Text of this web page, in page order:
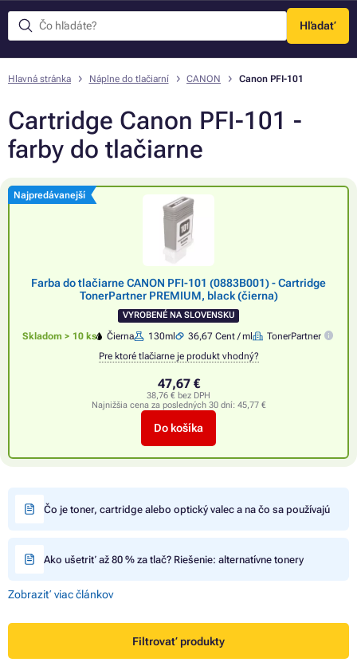
Hľadať
Menu
Hlavná stránka Náplne do tlačiarní CANON Canon PFI-101
Cartridge Canon PFI-101 -
farby do tlačiarne
Najpredávanejší
Farba do tlačiarne CANON PFI-101 (0883B001) - Cartridge
TonerPartner PREMIUM, black (čierna)
VYROBENÉ NA SLOVENSKU
Skladom > 10 ks Čierna 130ml 36,67 Cent / ml
TonerPartner
Pre ktoré tlačiarne je produkt vhodný?
47,67 €
38,76 € bez DPH
Najnižšia cena za posledných 30 dní: 45,77 €
Do košíka
Čo je toner, cartridge alebo optický valec a na čo sa používajú
Ako ušetriť až 80 % za tlač? Riešenie: alternatívne tonery
Zobraziť viac článkov
Filtrovať produkty